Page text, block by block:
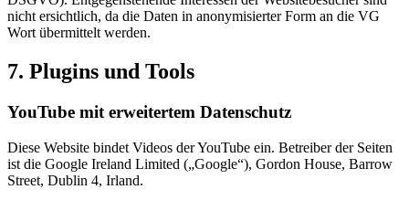
nicht ersichtlich, da die Daten in anonymisierter Form an die VG
Wort übermittelt werden.
7. Plugins und Tools
YouTube mit erweitertem Datenschutz
Diese Website bindet Videos der YouTube ein. Betreiber der Seiten
ist die Google Ireland Limited („Google“), Gordon House, Barrow
Street, Dublin 4, Irland.